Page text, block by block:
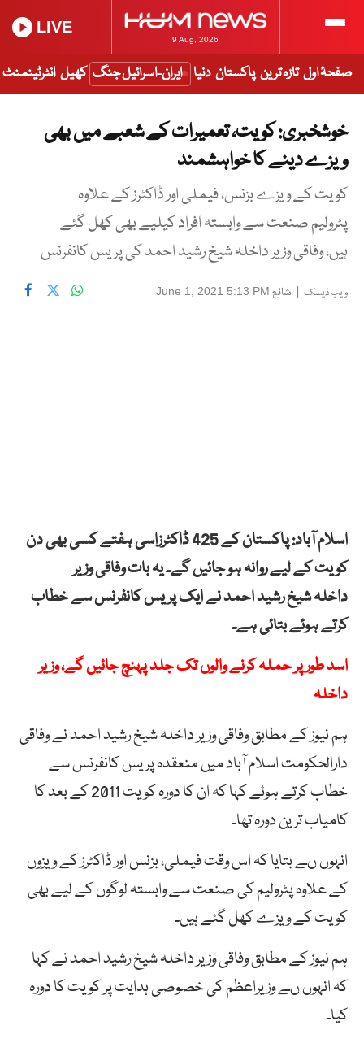
9 Aug, 2026
LIVE
صفحۂ اول تازہ ترین پاکستان دنیا ایران-اسرائیل جنگ کھیل انٹرٹینمنٹ
خوشخبری: کویت، تعمیرات کے شعبے میں بھی
ویزے دینے کا خواہشمند
کویت کے ویزے بزنس، فیملی اور ڈاکٹرز کے علاوہ
پٹرولیم صنعت سے وابستہ افراد کیلیے بھی کھل گئے
ہیں، وفاقی وزیر داخلہ شیخ رشید احمد کی پریس کانفرنس
ویب ڈیسک | شائع June 1, 2021 5:13 PM
اسلام آباد: پاکستان کے 425 ڈاکٹرزاسی ہفتے کسی بھی دن
کویت کے لیے روانہ ہو جائیں گے۔ یہ بات وفاقی وزیر
داخلہ شیخ رشید احمد نے ایک پریس کانفرنس سے خطاب
کرتے ہوئے بتائی ہے۔
اسد طور پر حملہ کرنے والوں تک جلد پہنچ جائیں گے، وزیر
داخلہ
ہم نیوز کے مطابق وفاقی وزیر داخلہ شیخ رشید احمد نے وفاقی
دارالحکومت اسلام آباد میں منعقدہ پریس کانفرنس سے
خطاب کرتے ہوئے کہا کہ ان کا دورہ کویت 2011 کے بعد کا
کامیاب ترین دورہ تھا۔
انہوں ںے بتایا کہ اس وقت فیملی، بزنس اور ڈاکٹرز کے ویزوں
کے علاوہ پٹرولیم کی صنعت سے وابستہ لوگوں کے لیے بھی
کویت کے ویزے کھل گئے ہیں۔
ہم نیوز کے مطابق وفاقی وزیر داخلہ شیخ رشید احمد نے کہا
کہ انہوں ںے وزیراعظم کی خصوصی ہدایت پر کویت کا دورہ
کیا۔